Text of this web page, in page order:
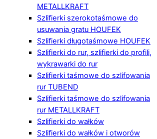
METALLKRAFT
Szlifierki szerokotaśmowe do
usuwania gratu HOUFEK
Szlifierki długotaśmowe HOUFEK
Szlifierki do rur, szlifierki do profili,
wykrawarki do rur
Szlifierki taśmowe do szlifowania
rur TUBEND
Szlifierki taśmowe do szlifowania
rur METALLKRAFT
Szlifierki do wałków
Szlifierki do wałków i otworów